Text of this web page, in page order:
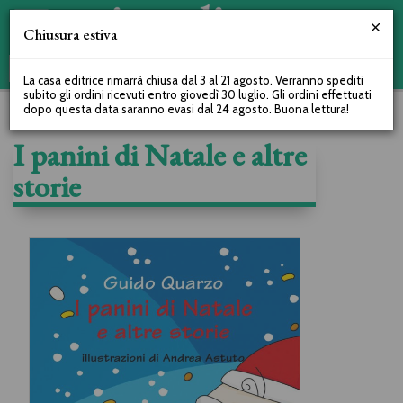
I panini di Natale e altre
storie
Chiusura estiva
La casa editrice rimarrà chiusa dal 3 al 21 agosto. Verranno spediti
subito gli ordini ricevuti entro giovedì 30 luglio. Gli ordini effettuati
dopo questa data saranno evasi dal 24 agosto. Buona lettura!